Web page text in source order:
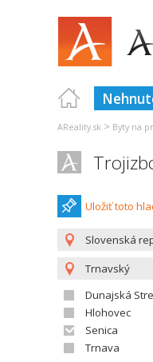
AReality.sk > Byty na
Uložiť toto
Slovenská
Trnavský
Dunajská
Hlohovec
Senica
Trnava